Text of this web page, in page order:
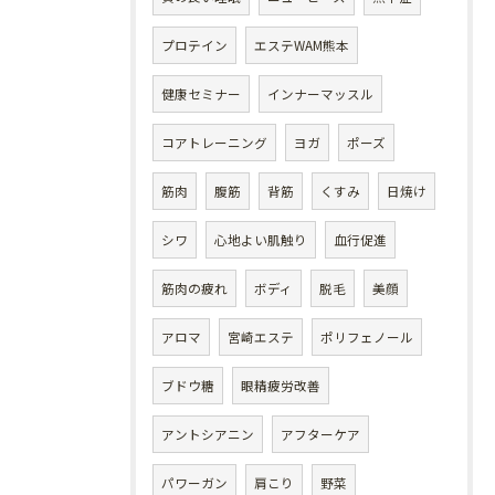
プロテイン エステWAM熊本
健康セミナー インナーマッスル
コアトレーニング ヨガ ポーズ
筋肉 腹筋 背筋 くすみ 日焼け
シワ 心地よい肌触り 血行促進
筋肉の疲れ ボディ 脱毛 美顔
アロマ 宮崎エステ ポリフェノール
ブドウ糖 眼精疲労改善
アントシアニン アフターケア
パワーガン 肩こり 野菜